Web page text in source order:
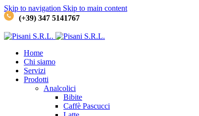
Skip to navigation Skip to main content
(+39) 347 5141767
Home
Chi siamo
Servizi
Prodotti
Analcolici
Bibite
Caffè Pascucci